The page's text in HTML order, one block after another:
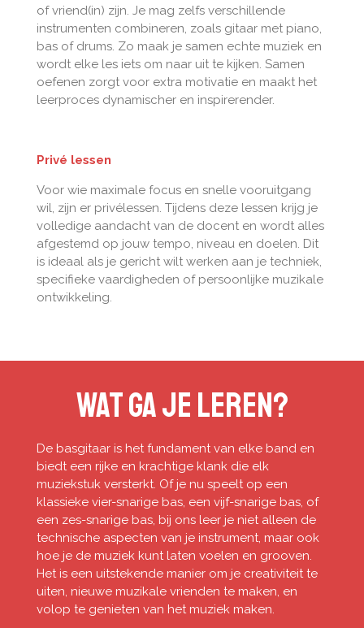
of vriend(in) zijn. Je mag zelfs verschillende
instrumenten combineren, zoals gitaar met piano,
bas of drums. Zo maak je samen echte muziek en
wordt elke les iets om naar uit te kijken. Samen
oefenen zorgt voor extra motivatie en maakt het
leerproces dynamischer en inspirerender.
Privé lessen
Voor wie maximale focus en snelle vooruitgang
wil, zijn er privélessen. Tijdens deze lessen krijg je
volledige aandacht van de docent en wordt alles
afgestemd op jouw tempo, niveau en doelen. Dit
is ideaal als je gericht wilt werken aan je techniek,
specifieke vaardigheden of persoonlijke muzikale
ontwikkeling.
Wat ga je leren?
De basgitaar is het fundament van elke band en
biedt een rijke en krachtige klank die elk
muziekstuk versterkt. Of je nu speelt op een
klassieke vier-snarige bas, een vijf-snarige bas, of
een zes-snarige bas, bij ons leer je niet alleen de
technische aspecten van je instrument, maar ook
hoe je de muziek kunt laten voelen en grooven.
Het is een uitstekende manier om je creativiteit te
uiten, nieuwe muzikale vrienden te maken, en
volop te genieten van het muziek maken.